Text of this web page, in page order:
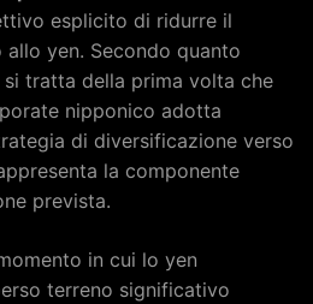
esplicito di ridurre il
yen. Secondo quanto
si tratta della prima volta che
nipponico adotta
di diversificazione verso
la componente
prevista.
in cui lo yen
terreno significativo